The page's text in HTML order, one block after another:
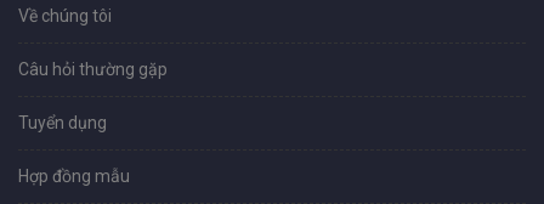
Về chúng tôi
Câu hỏi thường gặp
Tuyển dụng
Hợp đồng mẫu